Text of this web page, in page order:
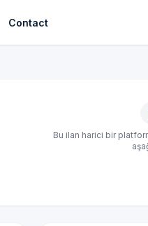
Contact
Bu ilan harici bir